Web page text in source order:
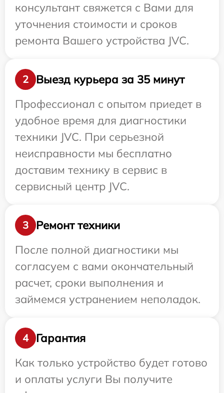
консультант свяжется с Вами для
уточнения стоимости и сроков
ремонта Вашего устройства JVC.
2
Выезд курьера за 35 минут
Профессионал с опытом приедет в
удобное время для диагностики
техники JVC. При серьезной
неисправности мы бесплатно
доставим технику в сервис в
сервисный центр JVC.
3
Ремонт техники
После полной диагностики мы
согласуем с вами окончательный
расчет, сроки выполнения и
займемся устранением неполадок.
4
Гарантия
Как только устройство будет готово
и оплаты услуги Вы получите